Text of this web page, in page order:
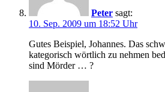
Peter sagt:
10. Sep. 2009 um 18:52 Uhr
Gutes Beispiel, Johannes. Das
kategorisch wörtlich zu nehmen
sind Mörder … ?